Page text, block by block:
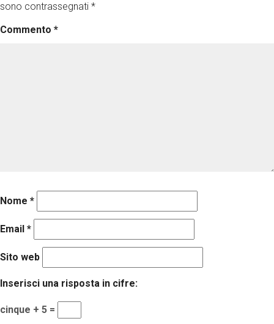
sono contrassegnati *
Commento *
Nome *
Email *
Sito web
Inserisci una risposta in cifre:
cinque + 5 =